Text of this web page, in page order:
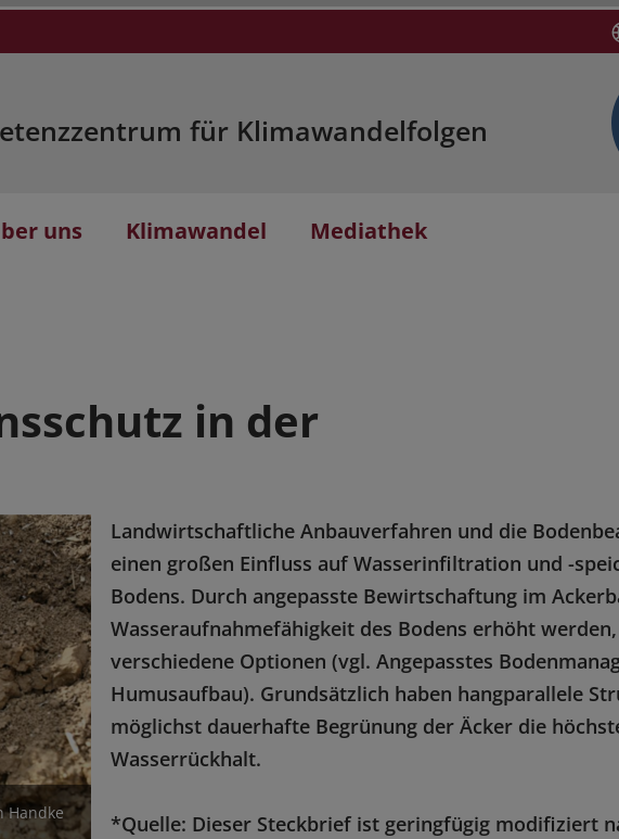
für Klimawandelfolgen
uns Klimawandel Mediathek
in der
Handke
Landwirtschaftliche Anbauverfahren und die
einen großen Einfluss auf Wasserinfiltration und -
Bodens. Durch angepasste Bewirtschaftung im
Wasseraufnahmefähigkeit des Bodens erhöht
verschiedene Optionen (vgl. Angepasstes
Humusaufbau). Grundsätzlich haben hangparallele
möglichst dauerhafte Begrünung der Äcker die
Wasserrückhalt.
*Quelle: Dieser Steckbrief ist geringfügig modifiziert